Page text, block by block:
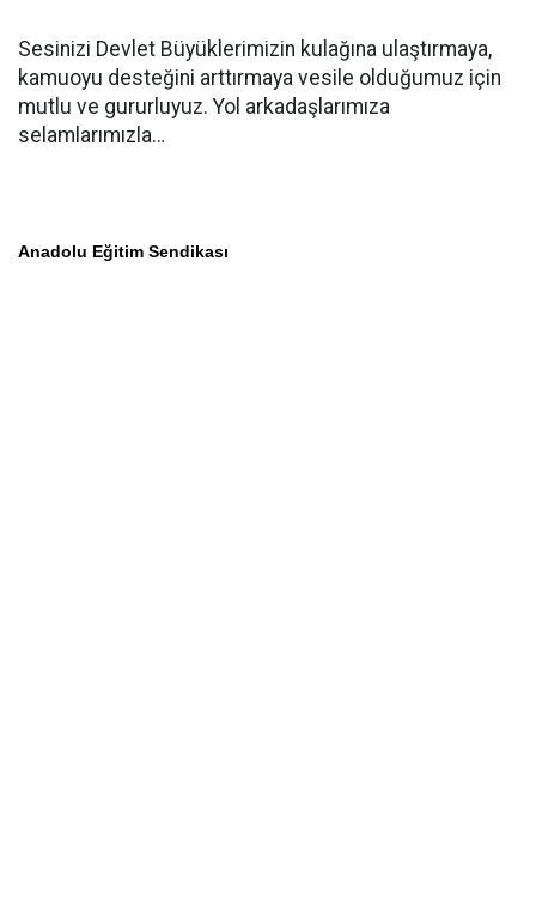
Sesinizi Devlet Büyüklerimizin kulağına ulaştırmaya,
kamuoyu desteğini arttırmaya vesile olduğumuz için
mutlu ve gururluyuz. Yol arkadaşlarımıza
selamlarımızla…
Anadolu Eğitim Sendikası